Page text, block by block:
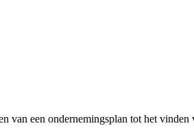
van een ondernemingsplan tot het